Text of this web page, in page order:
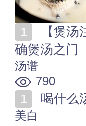
确煲汤之门
汤谱
790
喝什么
美白